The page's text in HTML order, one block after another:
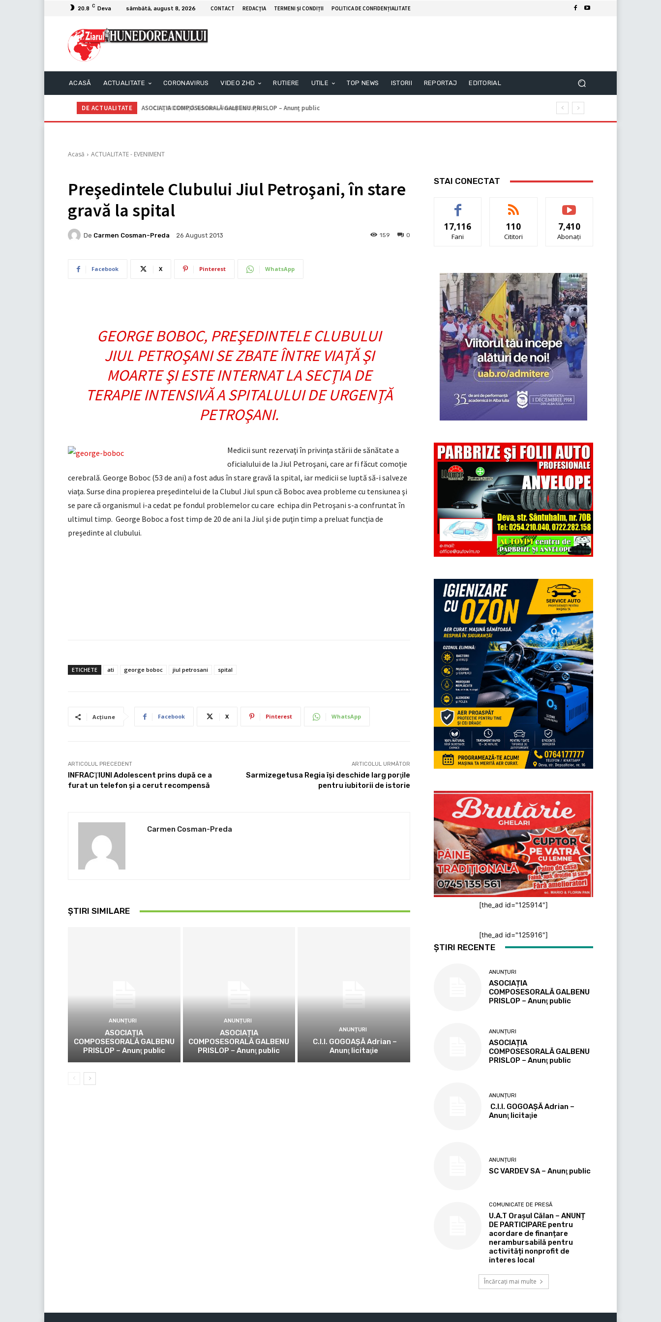
20.8 C Deva sâmbătă, august 8, 2026 CONTACT REDACŢIA TERMENI ȘI CONDIȚII POLITICA DE CONFIDENȚIALITATE
ACASĂ ACTUALITATE CORONAVIRUS VIDEO ZHD RUTIERE UTILE TOP NEWS ISTORII REPORTAJ EDITORIAL
DE ACTUALITATE C.I.I. GOGOAŞĂ Adrian – Anunţ licitaţie
Acasă ACTUALITATE - EVENIMENT
Preşedintele Clubului Jiul Petroşani, în stare
gravă la spital
De Carmen Cosman-Preda 26 August 2013 0
159
Facebook X Pinterest WhatsApp
GEORGE BOBOC, PREŞEDINTELE CLUBULUI
JIUL PETROŞANI SE ZBATE ÎNTRE VIAŢĂ ŞI
MOARTE ŞI ESTE INTERNAT LA SECŢIA DE
TERAPIE INTENSIVĂ A SPITALULUI DE URGENŢĂ
PETROŞANI.
Medicii sunt rezervaţi în privinţa stării de sănătate a
oficialului de la Jiul Petroşani, care ar fi făcut comoţie
cerebrală. George Boboc (53 de ani) a fost adus în stare gravă la spital, iar medicii se luptă să-i salveze
viaţa. Surse dina propierea preşedintelui de la Clubul Jiul spun că Boboc avea probleme cu tensiunea şi
se pare că organismul i-a cedat pe fondul problemelor cu care echipa din Petroşani s-a confruntat în
ultimul timp. George Boboc a fost timp de 20 de ani la Jiul şi de puţin timp a preluat funcţia de
preşedinte al clubului.
ETICHETE ati george boboc jiul petrosani spital
Acțiune Facebook X Pinterest WhatsApp
ARTICOLUL PRECEDENT
INFRACŢIUNI Adolescent prins după ce a
furat un telefon şi a cerut recompensă
ARTICOLUL URMĂTOR
Sarmizegetusa Regia îşi deschide larg porţile
pentru iubitorii de istorie
Carmen Cosman-Preda
ȘTIRI SIMILARE
ANUNȚURI
ASOCIAȚIA
COMPOSESORALĂ GALBENU
PRISLOP – Anunţ public
ANUNȚURI
ASOCIAȚIA
COMPOSESORALĂ GALBENU
PRISLOP – Anunţ public
ANUNȚURI
C.I.I. GOGOAŞĂ Adrian –
Anunţ licitaţie
STAI CONECTAT
17,116
Fani
110
Cititori
7,410
Abonați
[the_ad id="125914"]
[the_ad id="125916"]
ȘTIRI RECENTE
ANUNȚURI
ASOCIAȚIA
COMPOSESORALĂ GALBENU
PRISLOP – Anunţ public
ANUNȚURI
ASOCIAȚIA
COMPOSESORALĂ GALBENU
PRISLOP – Anunţ public
ANUNȚURI
C.I.I. GOGOAŞĂ Adrian –
Anunţ licitaţie
ANUNȚURI
SC VARDEV SA – Anunţ public
COMUNICATE DE PRESĂ
U.A.T Orașul Călan – ANUNȚ
DE PARTICIPARE pentru
acordare de finanțare
nerambursabilă pentru
activități nonprofit de
interes local
Încărcați mai multe